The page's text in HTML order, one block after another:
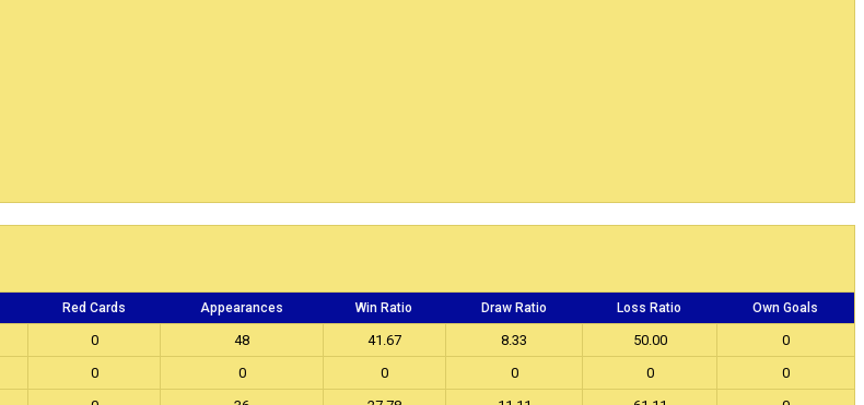
Red Cards Appearances Win Ratio Draw Ratio Loss Ratio Own Goals
0 48 41.67 8.33 50.00
0
0 0 0 0 0
0